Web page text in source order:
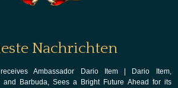
Nachrichten
Ambassador Dario Item|
Dario Item,
and Barbuda, Sees a Bright Future Ahead for its